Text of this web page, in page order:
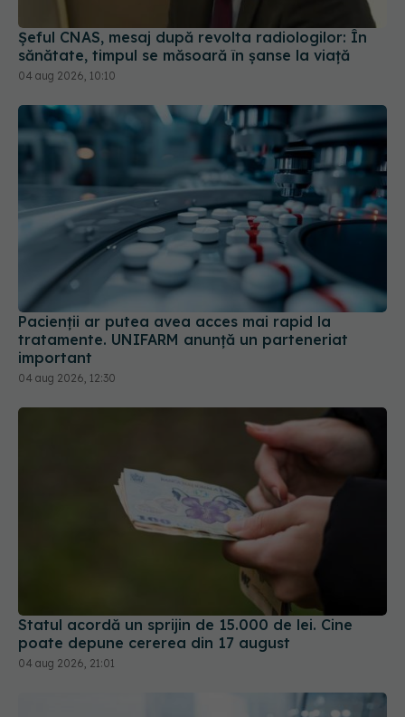
Șeful CNAS, mesaj după revolta radiologilor: În
sănătate, timpul se măsoară în șanse la viață
04 aug 2026, 10:10
Pacienții ar putea avea acces mai rapid la
tratamente. UNIFARM anunță un parteneriat
important
04 aug 2026, 12:30
Statul acordă un sprijin de 15.000 de lei. Cine
poate depune cererea din 17 august
04 aug 2026, 21:01